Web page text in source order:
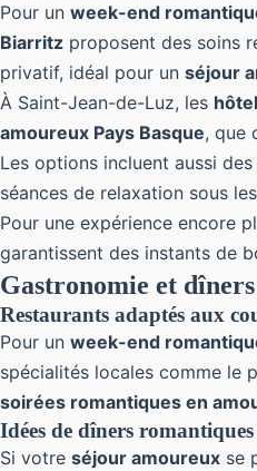
Pour un week-end
Biarritz proposent des soins
privatif, idéal pour un séjour
À Saint-Jean-de-Luz, les
amoureux Pays Basque, que
Les options incluent aussi des
séances de relaxation sous
Pour une expérience encore
garantissent des instants de
Gastronomie et
Restaurants adaptés aux
Pour un week-end
spécialités locales comme le
soirées romantiques en
Idées de dîners
Si votre séjour amoureux se